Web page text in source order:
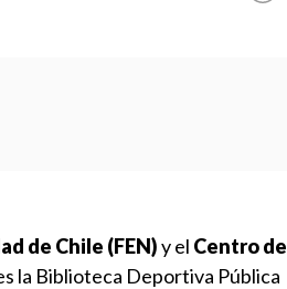
de Chile (FEN)y el Centro de
la Biblioteca Deportiva Pública